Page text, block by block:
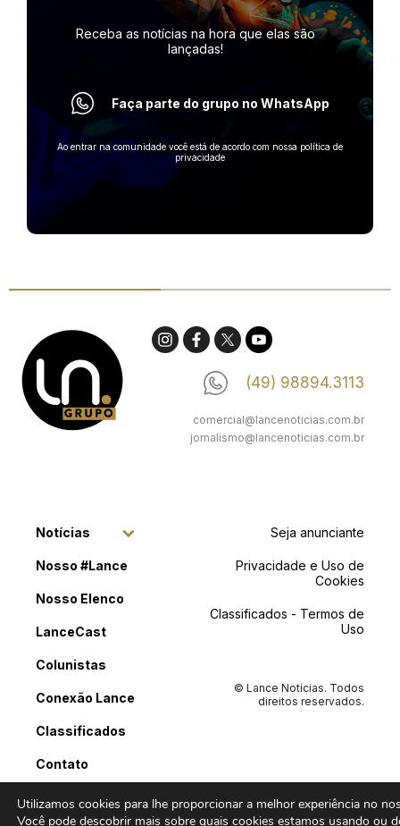
Receba as notícias na horaque elas são
lançadas!
Faça parte do grupo no WhatsApp
Ao entrar na comunidade você está de acordo com nossa política de
privacidade
(49) 98894.3113
comercial@lancenoticias.com.br
jornalismo@lancenoticias.com.br
Notícias
Nosso #Lance
Nosso Elenco
LanceCast
Colunistas
Conexão Lance
Classificados
Contato
Seja anunciante
Privacidade e Uso de
Cookies
Classificados - Termos de
Uso
© Lance Notícias. Todos
direitos reservados.
Utilizamos cookies para lhe proporcionar a melhor experiência no
Você pode descobrir mais sobre quais cookies estamos usando ou